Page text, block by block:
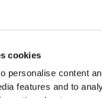
cookies
personalise content
features and to